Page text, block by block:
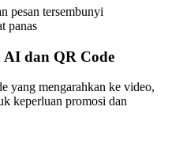
pesan tersembunyi
panas
AI dan QR Code
yang mengarahkan ke video,
keperluan promosi dan